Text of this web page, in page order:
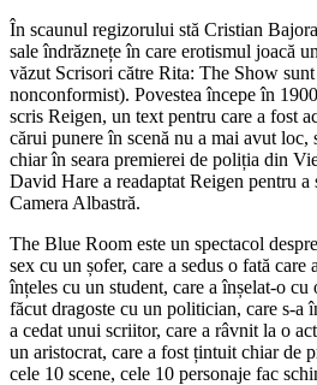
În scaunul regizorului stă Cristian
sale îndrăznețe în care erotismul joacă
văzut Scrisori către Rita: The Show
nonconformist). Povestea începe în
scris Reigen, un text pentru care a fost
cărui punere în scenă nu a mai avut
chiar în seara premierei de poliția din
David Hare a readaptat Reigen pentru
Camera Albastră.
The Blue Room este un spectacol
sex cu un șofer, care a sedus o fată care
înțeles cu un student, care a înșelat-o cu
făcut dragoste cu un politician, care s-a
a cedat unui scriitor, care a râvnit la o
un aristocrat, care a fost țintuit chiar de
cele 10 scene, cele 10 personaje fac